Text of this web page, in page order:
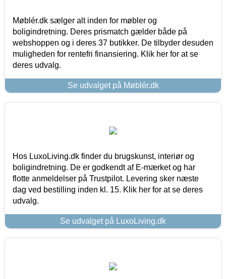
Møblér.dk sælger alt inden for møbler og
boligindretning. Deres prismatch gælder både på
webshoppen og i deres 37 butikker. De tilbyder desuden
muligheden for rentefri finansiering. Klik her for at se
deres udvalg.
Se udvalget på Møblér.dk
Hos LuxoLiving.dk finder du brugskunst, interiør og
boligindretning. De er godkendt af E-mærket og har
flotte anmeldelser på Trustpilot. Levering sker næste
dag ved bestilling inden kl. 15. Klik her for at se deres
udvalg.
Se udvalget på LuxoLiving.dk